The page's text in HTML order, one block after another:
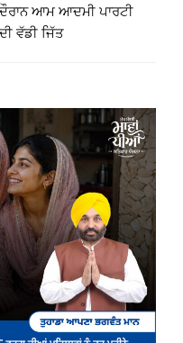
ਦੌਰਾਨ ਆਮ ਆਦਮੀ ਪਾਰਟੀ
ਦੀ ਵੱਡੀ ਜਿੱਤ